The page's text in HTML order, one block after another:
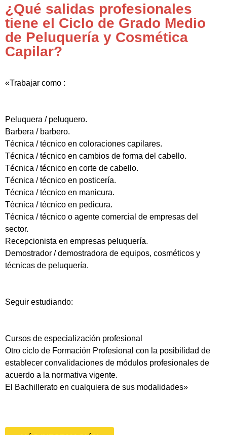
¿Qué salidas profesionales
tiene el Ciclo de Grado Medio
de Peluquería y Cosmética
Capilar?
«Trabajar como :
Peluquera / peluquero.
Barbera / barbero.
Técnica / técnico en coloraciones capilares.
Técnica / técnico en cambios de forma del cabello.
Técnica / técnico en corte de cabello.
Técnica / técnico en posticería.
Técnica / técnico en manicura.
Técnica / técnico en pedicura.
Técnica / técnico o agente comercial de empresas del
sector.
Recepcionista en empresas peluquería.
Demostrador / demostradora de equipos, cosméticos y
técnicas de peluquería.
Seguir estudiando:
Cursos de especialización profesional
Otro ciclo de Formación Profesional con la posibilidad de
establecer convalidaciones de módulos profesionales de
acuerdo a la normativa vigente.
El Bachillerato en cualquiera de sus modalidades»